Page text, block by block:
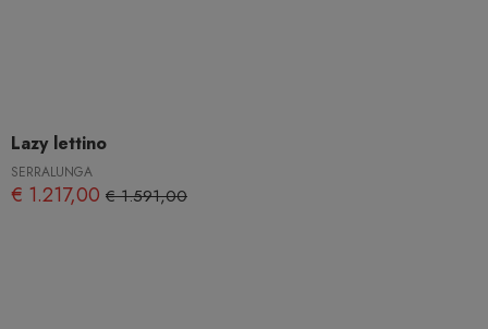
Lazy lettino
SERRALUNGA
€ 1.217,00 € 1.591,00